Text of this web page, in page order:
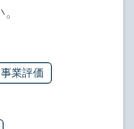
業評価